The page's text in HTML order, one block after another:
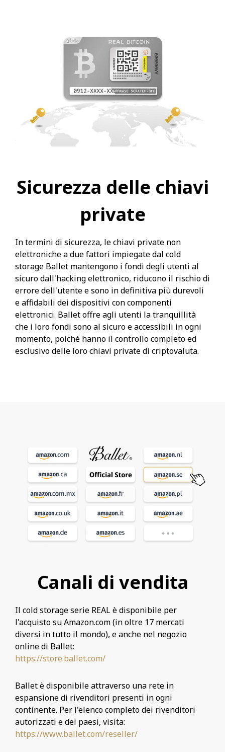
Sicurezza delle chiavi
private
In termini di sicurezza, le chiavi private non
elettroniche a due fattori impiegate dal cold
storage Ballet mantengono i fondi degli utenti al
sicuro dall'hacking elettronico, riducono il rischio di
errore dell'utente e sono in definitiva più durevoli
e affidabili dei dispositivi con componenti
elettronici. Ballet offre agli utenti la tranquillità
che i loro fondi sono al sicuro e accessibili in ogni
momento, poiché hanno il controllo completo ed
esclusivo delle loro chiavi private di criptovaluta.
Canali di vendita
Il cold storage serie REAL è disponibile per
l'acquisto su Amazon.com (in oltre 17 mercati
diversi in tutto il mondo), e anche nel negozio
online di Ballet:
https://store.ballet.com/
Ballet è disponibile attraverso una rete in
espansione di rivenditori presenti in ogni
continente. Per l'elenco completo dei rivenditori
autorizzati e dei paesi, visita:
https://www.ballet.com/reseller/